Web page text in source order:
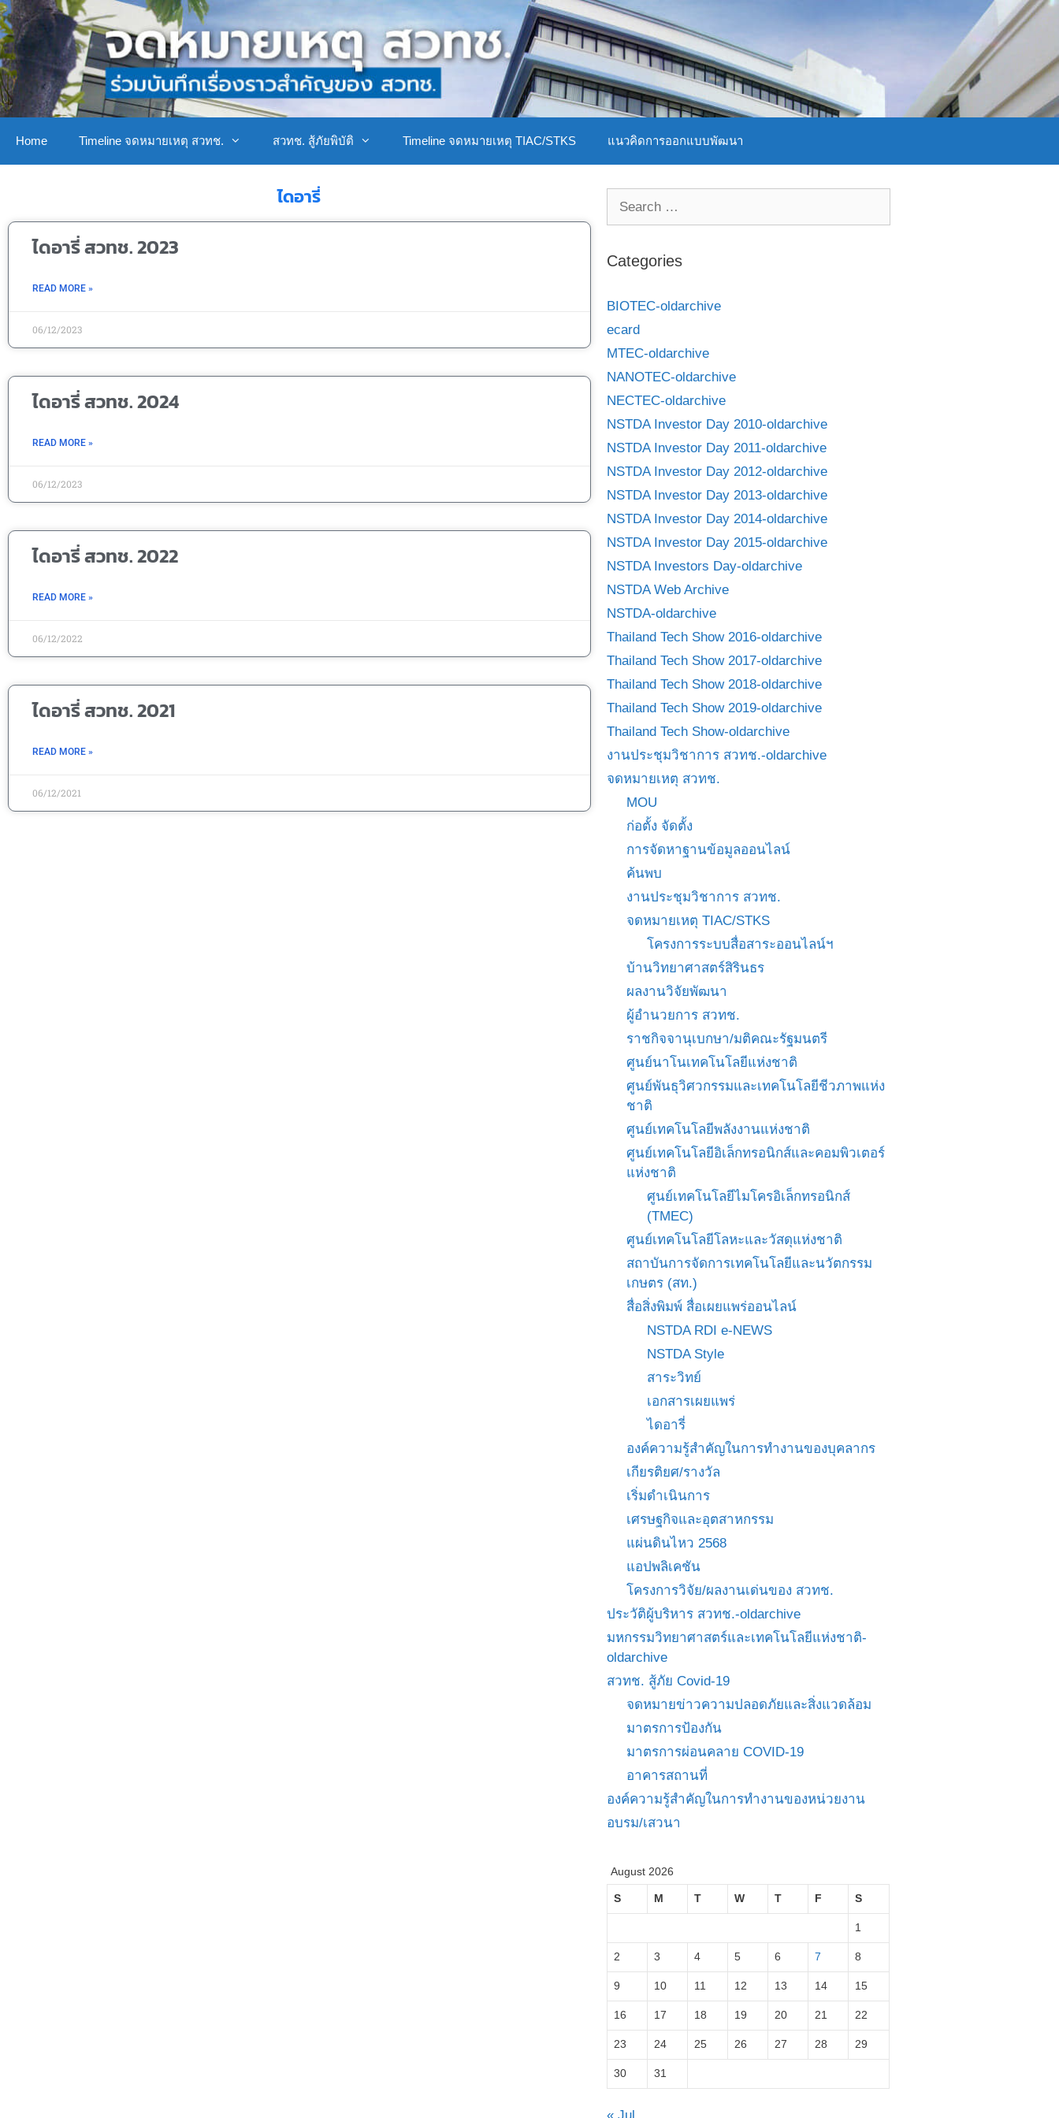
Home Timeline จดหมายเหตุ สวทช. สวทช. สู้ภัยพิบัติ Timeline จดหมายเหตุ TIAC/STKS แนวคิดการออกแบบพัฒนา
ไดอารี่
ไดอารี่ สวทช. 2023
READ MORE »
06/12/2023
ไดอารี่ สวทช. 2024
READ MORE »
06/12/2023
ไดอารี่ สวทช. 2022
READ MORE »
06/12/2022
ไดอารี่ สวทช. 2021
READ MORE »
06/12/2021
Categories
BIOTEC-oldarchive
ecard
MTEC-oldarchive
NANOTEC-oldarchive
NECTEC-oldarchive
NSTDA Investor Day 2010-oldarchive
NSTDA Investor Day 2011-oldarchive
NSTDA Investor Day 2012-oldarchive
NSTDA Investor Day 2013-oldarchive
NSTDA Investor Day 2014-oldarchive
NSTDA Investor Day 2015-oldarchive
NSTDA Investors Day-oldarchive
NSTDA Web Archive
NSTDA-oldarchive
Thailand Tech Show 2016-oldarchive
Thailand Tech Show 2017-oldarchive
Thailand Tech Show 2018-oldarchive
Thailand Tech Show 2019-oldarchive
Thailand Tech Show-oldarchive
งานประชุมวิชาการ สวทช.-oldarchive
จดหมายเหตุ สวทช.
MOU
ก่อตั้ง จัดตั้ง
การจัดหาฐานข้อมูลออนไลน์
ค้นพบ
งานประชุมวิชาการ สวทช.
จดหมายเหตุ TIAC/STKS
โครงการระบบสื่อสาระออนไลน์ฯ
บ้านวิทยาศาสตร์สิรินธร
ผลงานวิจัยพัฒนา
ผู้อำนวยการ สวทช.
ราชกิจจานุเบกษา/มติคณะรัฐมนตรี
ศูนย์นาโนเทคโนโลยีแห่งชาติ
ศูนย์พันธุวิศวกรรมและเทคโนโลยีชีวภาพแห่ง
ชาติ
ศูนย์เทคโนโลยีพลังงานแห่งชาติ
ศูนย์เทคโนโลยีอิเล็กทรอนิกส์และคอมพิวเตอร์
แห่งชาติ
ศูนย์เทคโนโลยีไมโครอิเล็กทรอนิกส์
(TMEC)
ศูนย์เทคโนโลยีโลหะและวัสดุแห่งชาติ
สถาบันการจัดการเทคโนโลยีและนวัตกรรม
เกษตร (สท.)
สื่อสิ่งพิมพ์ สื่อเผยแพร่ออนไลน์
NSTDA RDI e-NEWS
NSTDA Style
สาระวิทย์
เอกสารเผยแพร่
ไดอารี่
องค์ความรู้สำคัญในการทำงานของบุคลากร
เกียรติยศ/รางวัล
เริ่มดำเนินการ
เศรษฐกิจและอุตสาหกรรม
แผ่นดินไหว 2568
แอปพลิเคชัน
โครงการวิจัย/ผลงานเด่นของ สวทช.
ประวัติผู้บริหาร สวทช.-oldarchive
มหกรรมวิทยาศาสตร์และเทคโนโลยีแห่งชาติ-
oldarchive
สวทช. สู้ภัย Covid-19
จดหมายข่าวความปลอดภัยและสิ่งแวดล้อม
มาตรการป้องกัน
มาตรการผ่อนคลาย COVID-19
อาคารสถานที่
องค์ความรู้สำคัญในการทำงานของหน่วยงาน
อบรม/เสวนา
August 2026
S M T W T F S
1
2 3 4 5 6 7 8
9 10 11 12 13 14 15
16 17 18 19 20 21 22
23 24 25 26 27 28 29
30 31